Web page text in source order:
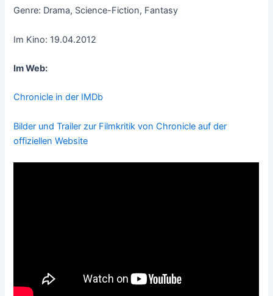
Genre: Drama, Science-Fiction, Fantasy
Im Kino: 19.04.2012
Im Web:
Chronicle in der IMDb
Bilder und Trailer zur Filmkritik von Chronicle auf der
offiziellen Website